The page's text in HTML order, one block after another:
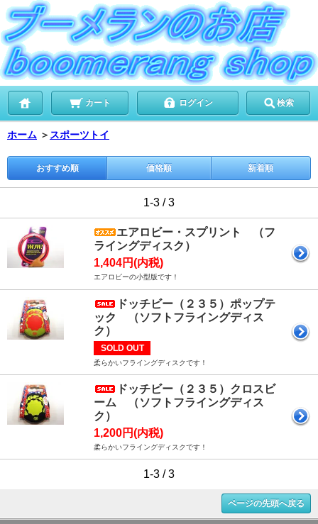
カート ログイン 検索
ホーム ＞ スポーツトイ
おすすめ順 価格順 新着順
1-3 / 3
エアロビー・スプリント （フ
ライングディスク）
1,404円(内税)
エアロビーの小型版です！
ドッチビー（２３５）ポップテ
ック （ソフトフライングディス
ク）
SOLD OUT
柔らかいフライングディスクです！
ドッチビー（２３５）クロスビ
ーム （ソフトフライングディス
ク）
1,200円(内税)
柔らかいフライングディスクです！
1-3 / 3
ページの先頭へ戻る